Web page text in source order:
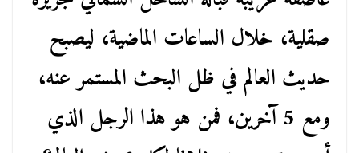
صقلية، خلال الساعات الماضية، ليصبح
حديث العالم في ظل البحث المستمر عنه،
ومع 5 آخرين، فمن هو هذا الرجل الذي